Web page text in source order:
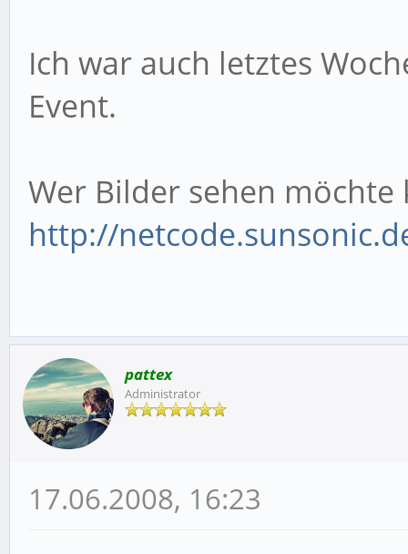
Ich war auch letztes
Event.
Wer Bilder sehen
http://
pattex
Administrator
17.06.2008, 16:23